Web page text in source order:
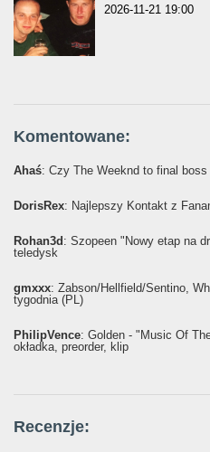
2026-11-21 19:00
Komentowane:
Ahaś: Czy The Weeknd to final
DorisRex: Najlepszy Kontakt z
Rohan3d : Szopeen "Nowy etap na
teledysk
gmxxx: Żabson/Hellfield/Sentino,
tygodnia (PL)
PhilipVence: Golden - "Music Of
okładka, preorder, klip
Recenzje: